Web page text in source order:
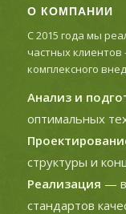
О КОМПАНИИ
С 2015 года мы
частных
комплексного
Анализ и
оптимальных
структуры и
Реализация —
стандартов